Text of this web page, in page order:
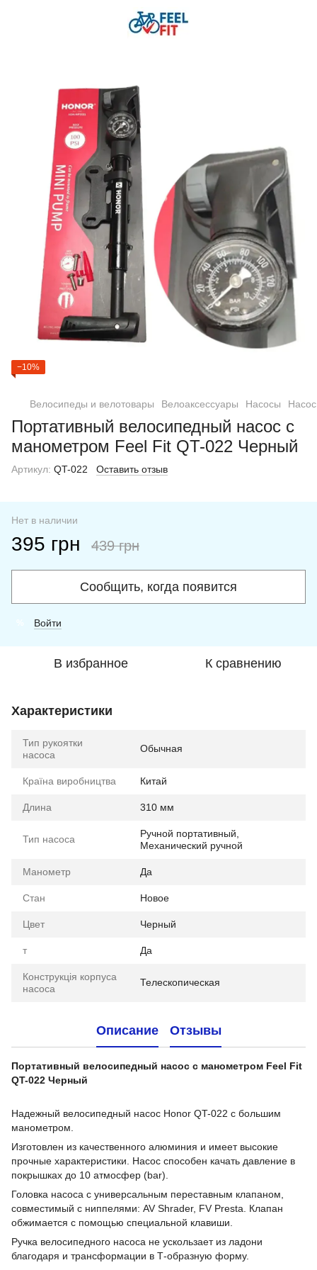
−10%
Велосипеды и велотовары Велоаксессуары Насосы
Портативный велосипедный насос с
манометром Feel Fit QT-022 Черный
Артикул: QT-022 Оставить отзыв
Нет в наличии
395 грн 439 грн
Сообщить, когда появится
Войти
В избранное К сравнению
Характеристики
Тип рукоятки
насоса
Обычная
Країна виробництва Китай
Длина 310 мм
Тип насоса
Ручной портативный,
Механический ручной
Манометр Да
Стан Новое
Цвет Черный
т Да
Конструкція корпуса
насоса
Телескопическая
Описание Отзывы
Портативный велосипедный насос с манометром Feel Fit
QT-022 Черный
Надежный велосипедный насос Honor QT-022 с большим
манометром.
Изготовлен из качественного алюминия и имеет высокие
прочные характеристики. Насос способен качать давление в
покрышках до 10 атмосфер (bar).
Головка насоса с универсальным переставным клапаном,
совместимый с ниппелями: AV Shrader, FV Presta. Клапан
обжимается с помощью специальной клавиши.
Ручка велосипедного насоса не ускользает из ладони
благодаря и трансформации в Т-образную форму.